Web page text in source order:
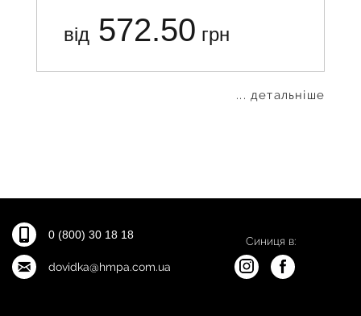
від 572.50 грн
... детальніше
0 (800) 30 18 18
dovidka@hmpa.com.ua
Синиця в: